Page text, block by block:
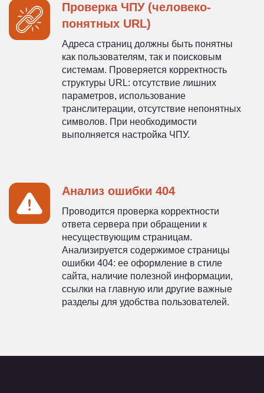
Проверка ЧПУ (человеко-
понятных URL)
Адреса страниц должны быть понятны
как пользователям, так и поисковым
системам. Проверяется корректность
структуры URL: отсутствие лишних
параметров, использование
транслитерации, отсутствие непонятных
символов. При необходимости
выполняется настройка ЧПУ.
Анализ ошибки 404
Проводится проверка корректности
ответа сервера при обращении к
несуществующим страницам.
Анализируется содержимое страницы
ошибки 404: ее оформление в стиле
сайта, наличие полезной информации,
ссылки на главную или другие важные
разделы для удобства пользователей.